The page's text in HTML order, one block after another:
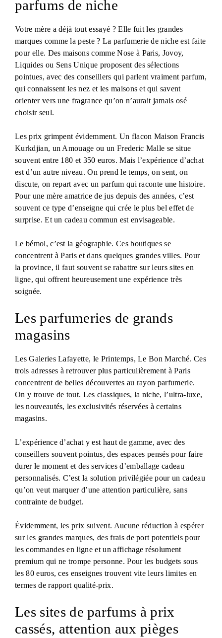
parfums de niche
Votre mère a déjà tout essayé ? Elle fuit les grandes
marques comme la peste ? La parfumerie de niche est faite
pour elle. Des maisons comme Nose à Paris, Jovoy,
Liquides ou Sens Unique proposent des sélections
pointues, avec des conseillers qui parlent vraiment parfum,
qui connaissent les nez et les maisons et qui savent
orienter vers une fragrance qu’on n’aurait jamais osé
choisir seul.
Les prix grimpent évidemment. Un flacon Maison Francis
Kurkdjian, un Amouage ou un Frederic Malle se situe
souvent entre 180 et 350 euros. Mais l’expérience d’achat
est d’un autre niveau. On prend le temps, on sent, on
discute, on repart avec un parfum qui raconte une histoire.
Pour une mère amatrice de jus depuis des années, c’est
souvent ce type d’enseigne qui crée le plus bel effet de
surprise. Et un cadeau commun est envisageable.
Le bémol, c’est la géographie. Ces boutiques se
concentrent à Paris et dans quelques grandes villes. Pour
la province, il faut souvent se rabattre sur leurs sites en
ligne, qui offrent heureusement une expérience très
soignée.
Les parfumeries de grands
magasins
Les Galeries Lafayette, le Printemps, Le Bon Marché. Ces
trois adresses à retrouver plus particulièrement à Paris
concentrent de belles découvertes au rayon parfumerie.
On y trouve de tout. Les classiques, la niche, l’ultra-luxe,
les nouveautés, les exclusivités réservées à certains
magasins.
L’expérience d’achat y est haut de gamme, avec des
conseillers souvent pointus, des espaces pensés pour faire
durer le moment et des services d’emballage cadeau
personnalisés. C’est la solution privilégiée pour un cadeau
qu’on veut marquer d’une attention particulière, sans
contrainte de budget.
Évidemment, les prix suivent. Aucune réduction à espérer
sur les grandes marques, des frais de port potentiels pour
les commandes en ligne et un affichage résolument
premium qui ne trompe personne. Pour les budgets sous
les 80 euros, ces enseignes trouvent vite leurs limites en
termes de rapport qualité-prix.
Les sites de parfums à prix
cassés, attention aux pièges